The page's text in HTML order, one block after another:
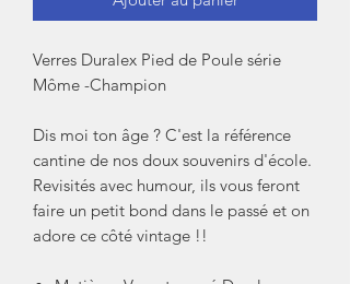
Verres Duralex Pied de Poule série
Môme -Champion
Dis moi ton âge ? C'est la référence
cantine de nos doux souvenirs d'école.
Revisités avec humour, ils vous feront
faire un petit bond dans le passé et on
adore ce côté vintage !!